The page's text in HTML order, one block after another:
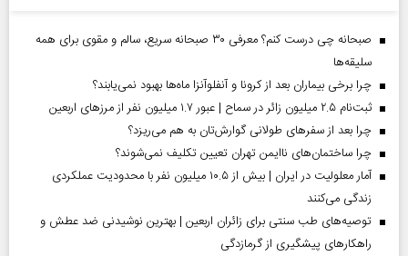
صبحانه چی درست کنم؟ معرفی ۳۰ صبحانه سریع، سالم و مقوی برای همه
سلیقه‌ها
چرا برخی بیماران بعد از کرونا و آنفلوآنزا ماه‌ها بهبود نمی‌یابند؟
ثبت‌نام ۲.۵ میلیون زائر در سماح | عبور ۱.۷ میلیون نفر از مرز‌های اربعین
چرا بعد از سفرهای طولانی گوارش‌تان به هم می‌ریزد؟
چرا ساختمان‌های ناایمن تهران تعیین تکلیف نمی‌شوند؟
آمار معلولیت در ایران | بیش از ۱۰.۵ میلیون نفر با محدودیت عملکردی
زندگی می‌کنند
توصیه‌های طب سنتی برای زائران اربعین | بهترین نوشیدنی ضد عطش و
راهکارهای پیشگیری از گرمازدگی